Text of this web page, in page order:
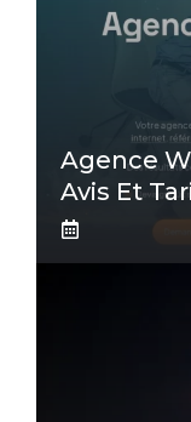
Agence
Avis Et